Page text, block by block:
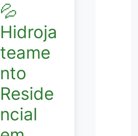
💦
Hidroja
teame
nto
Reside
ncial